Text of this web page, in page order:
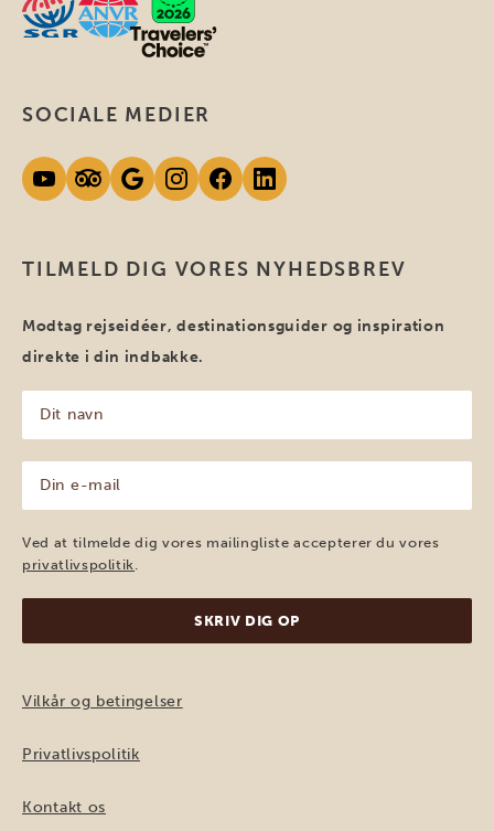
TILMELD DIG VORES NYHEDSBREV
Modtag rejseidéer, destinationsguider og inspiration
direkte i din indbakke.
navn
(Påkrævet)
mail
(Påkrævet)
Ved at tilmelde dig vores mailingliste accepterer du vores
privatlivspolitik
SOCIALE MEDIER
Vilkår og betingelser
Privatlivspolitik
Kontakt os